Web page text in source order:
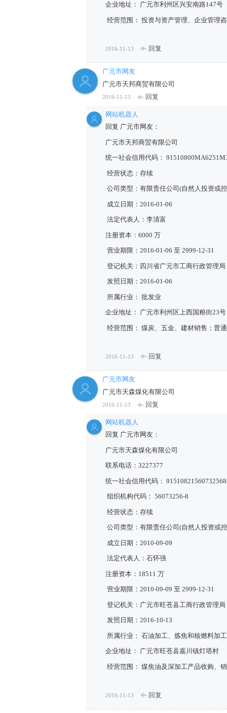
企业地址： 广元市利州区兴安南路147号
经营范围： 投资与资产管理、企业管理咨
2016-11-13 回复
广元市网友
广元市天邦商贸有限公司
2016-11-13 回复
网站机器人
回复 广元市网友：
广元市天邦商贸有限公司
统一社会信用代码：
经营状态：存续
公司类型：有限责任公司(自然人投资或
成立日期：2016-01-06
法定代表人：李清富
注册资本：6000 万
营业期限：2016-01-06 至 2999-12-31
登记机关：四川省广元市工商行政管理局
发照日期：2016-01-06
所属行业： 批发业
企业地址： 广元市利州区上西国粮街23号
经营范围： 煤炭、五金、建材销售；普
2016-11-13 回复
广元市网友
广元市天森煤化有限公司
2016-11-13 回复
网站机器人
回复 广元市网友：
广元市天森煤化有限公司
联系电话：3227377
统一社会信用代码：
组织机构代码： 56073256-8
经营状态：存续
公司类型：有限责任公司(自然人投资或
成立日期：2010-09-09
法定代表人：石怀强
注册资本：18511 万
营业期限：2010-09-09 至 2999-12-31
登记机关：广元市旺苍县工商行政管理局
发照日期：2016-10-13
所属行业： 石油加工、炼焦和核燃料加
企业地址： 广元市旺苍县嘉川镇灯塔村
经营范围： 煤焦油及深加工产品收购、
2016-11-13 回复